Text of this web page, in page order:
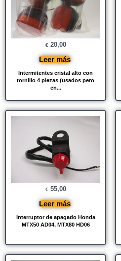
Intermitentes cristal alto con
tornillo 4 piezas (usados ​​pero
en...
€ 20,00
Leer más
Interruptor de apagado Honda
MTX50 AD04, MTX80 HD06
€ 55,00
Leer más